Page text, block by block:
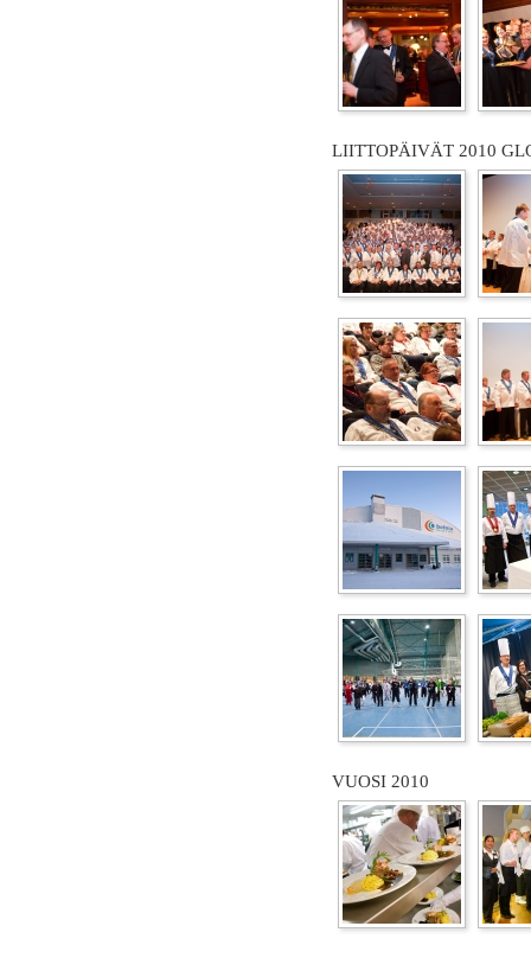
LIITTOPÄIVÄT 2010
VUOSI 2010